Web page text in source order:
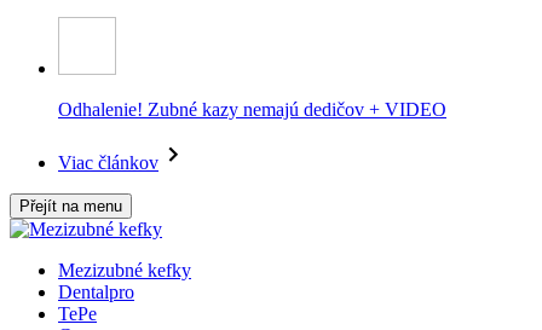
Odhalenie! Zubné kazy nemajú dedičov + VIDEO
Viac článkov
Přejít na menu
Mezizubné kefky
Dentalpro
TePe